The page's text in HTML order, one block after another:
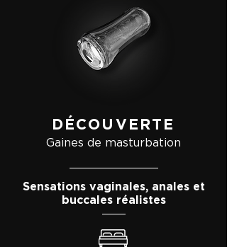
DÉCOUVERTE
Gaines de masturbation
Sensations vaginales, anales et
buccales réalistes